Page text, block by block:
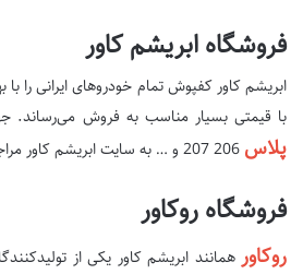
فروشگاه ابریشم کاور
ابریشم کاور کفپوش تمام خودروهای ایرانی را
با قیمتی بسیار مناسب به فروش می‌رساند.
پلاس
فروشگاه روکاور
روکاور همانند ابریشم کاور یکی از